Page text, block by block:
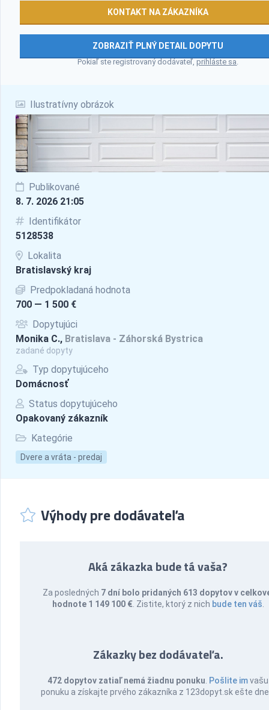
Ilustratívny obrázok
Publikované
8. 7. 2026 21:05
Identifikátor
5128538
Lokalita
Bratislavský kraj
Predpokladaná hodnota
700 — 1 500 €
Dopytujúci
Monika C., Bratislava - Záhorská Bystrica
zadané dopyty
Typ dopytujúceho
Domácnosť
Status dopytujúceho
Opakovaný zákazník
Kategórie
Dvere a vráta - predaj
KONTAKT NA ZÁKAZNÍKA
ZOBRAZIŤ PLNÝ DETAIL DOPYTU
Pokiaľ ste registrovaný dodávateľ,prihláste sa.
Výhody pre dodávateľa
Aká zákazka bude tá vaša?
Za posledných 7 dní bolo pridaných 613 dopytov v
hodnote 1 149 100 € . Zistite, ktorý z nich bude ten váš
Zákazky bez dodávateľa.
472 dopytov zatiaľ nemá žiadnu ponuku Pošlite imvašu
ponuku a získajte prvého zákazníka z 123dopyt.sk ešte